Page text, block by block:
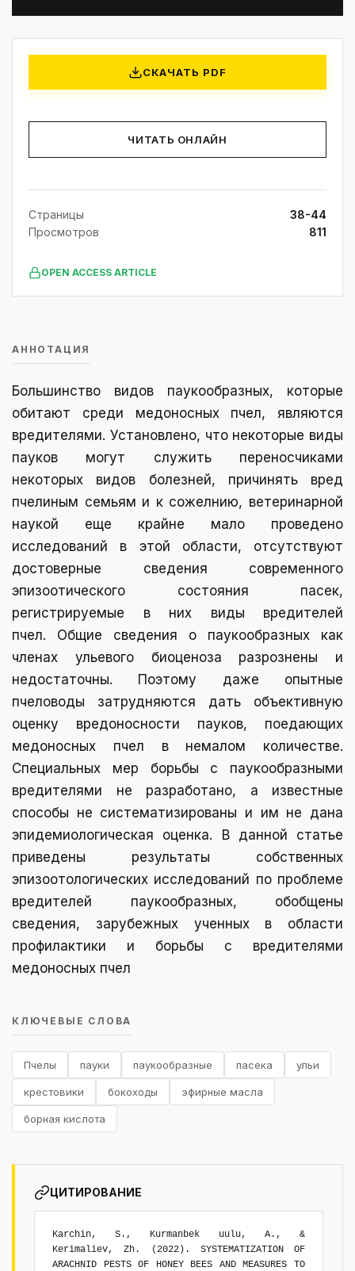
СКАЧАТЬ PDF
ЧИТАТЬ ОНЛАЙН
Страницы
38-44
Просмотров
811
OPEN ACCESS ARTICLE
АННОТАЦИЯ
Большинство видов паукообразных, которые
обитают среди медоносных пчел, являются
вредителями. Установлено, что некоторые виды
пауков могут служить переносчиками
некоторых видов болезней, причинять вред
пчелиным семьям и к сожелнию, ветеринарной
наукой еще крайне мало проведено
исследований в этой области, отсутствуют
достоверные сведения современного
эпизоотического состояния пасек,
регистрируемые в них виды вредителей
пчел. Общие сведения о паукообразных как
членах ульевого биоценоза разрознены и
недостаточны. Поэтому даже опытные
пчеловоды затрудняются дать объективную
оценку вредоносности пауков, поедающих
медоносных пчел в немалом количестве.
Специальных мер борьбы с паукообразными
вредителями не разработано, а известные
способы не систематизированы и им не дана
эпидемиологическая оценка. В данной статье
приведены результаты собственных
эпизоотологических исследований по проблеме
вредителей паукообразных, обобщены
сведения, зарубежных ученных в области
профилактики и борьбы с вредителями
медоносных пчел
КЛЮЧЕВЫЕ СЛОВА
Пчелы пауки паукообразные пасека ульи
крестовики бокоходы эфирные масла
борная кислота
ЦИТИРОВАНИЕ
Karchin, S., Kurmanbek uulu, A., &
Kerimaliev, Zh. (2022). SYSTEMATIZATION OF
ARACHNID PESTS OF HONEY BEES AND MEASURES TO